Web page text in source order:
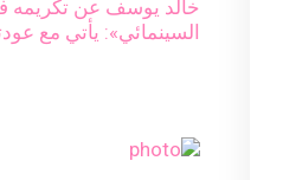
خالد يوسف عن تكريمه
السينمائي»: يأتي مع